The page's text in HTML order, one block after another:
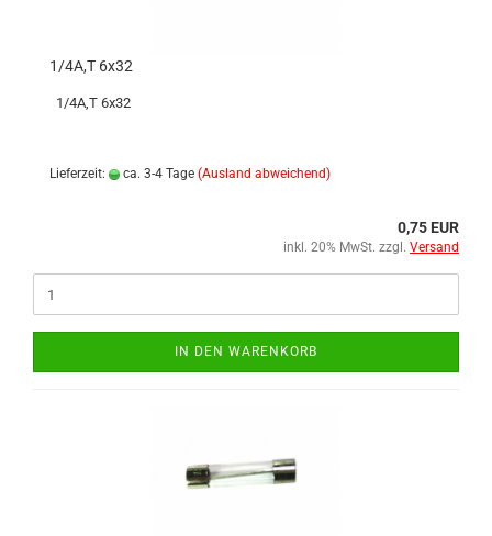
1/4A,T 6x32
1/4A,T 6x32
Lieferzeit: ca. 3-4 Tage (Ausland abweichend)
0,75 EUR
inkl. 20% MwSt. zzgl. Versand
IN DEN WARENKORB